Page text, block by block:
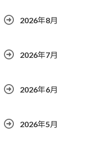
2026年8月
2026年7月
2026年6月
2026年5月